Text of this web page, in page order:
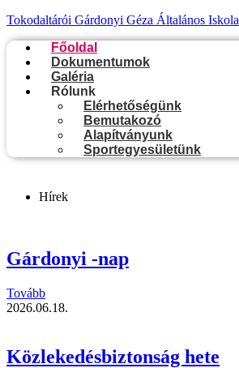
Tokodaltárói Gárdonyi Géza Általános Iskola
Főoldal
Dokumentumok
Galéria
Rólunk
Elérhetőségünk
Bemutakozó
Alapítványunk
Sportegyesületünk
Hírek
Gárdonyi -nap
Tovább
2026.06.18.
Közlekedésbiztonság hete